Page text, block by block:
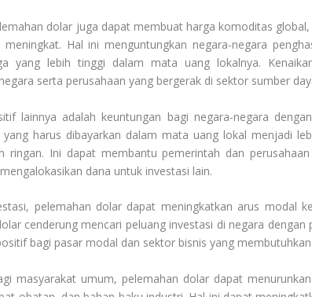
dolar juga dapat membuat harga komoditas
meningkat. Hal ini menguntungkan negara-negara
yang lebih tinggi dalam mata uang lokalnya.
serta perusahaan yang bergerak di sektor sumber
lainnya adalah keuntungan bagi negara-negara
yang harus dibayarkan dalam mata uang lokal menjadi
ringan. Ini dapat membantu pemerintah dan
dana untuk investasi lain.
pelemahan dolar dapat meningkatkan arus modal
cenderung mencari peluang investasi di negara
bagi pasar modal dan sektor bisnis yang
masyarakat umum, pelemahan dolar dapat